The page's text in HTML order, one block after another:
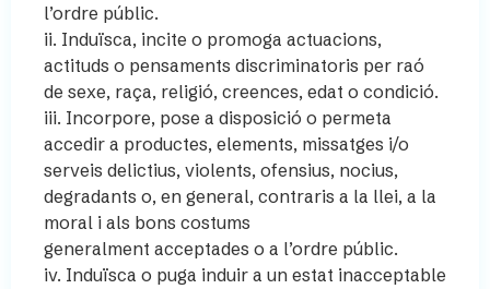
l’ordre públic.
ii. Induïsca, incite o promoga actuacions,
actituds o pensaments discriminatoris per raó
de sexe, raça, religió, creences, edat o condició.
iii. Incorpore, pose a disposició o permeta
accedir a productes, elements, missatges i/o
serveis delictius, violents, ofensius, nocius,
degradants o, en general, contraris a la llei, a la
moral i als bons costums
generalment acceptades o a l’ordre públic.
iv. Induïsca o puga induir a un estat inacceptable